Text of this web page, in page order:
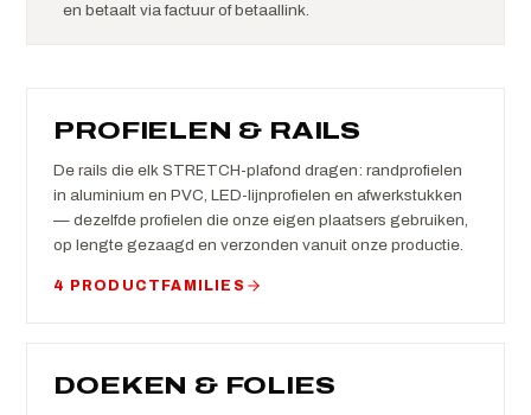
en betaalt via factuur of betaallink.
PROFIELEN & RAILS
De rails die elk STRETCH-plafond dragen: randprofielen
in aluminium en PVC, LED-lijnprofielen en afwerkstukken
— dezelfde profielen die onze eigen plaatsers gebruiken,
op lengte gezaagd en verzonden vanuit onze productie.
4 PRODUCTFAMILIES
DOEKEN & FOLIES